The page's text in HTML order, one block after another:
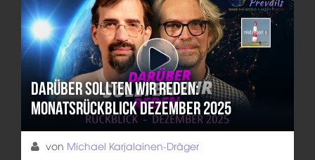
Darüber sollten wir reden:
Monatsrückblick Dezember 2025
von Michael Karjalainen-Dräger